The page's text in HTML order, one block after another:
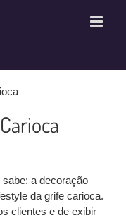
a decoração
da grife carioca.
clientes e de exibir